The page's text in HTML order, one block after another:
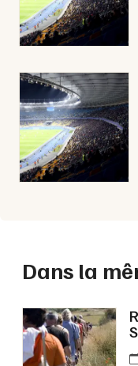
Dans la